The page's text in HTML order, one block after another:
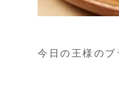
今日の王様のブ